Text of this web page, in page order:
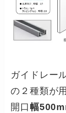
ガイドレー
の２種類が
開口幅